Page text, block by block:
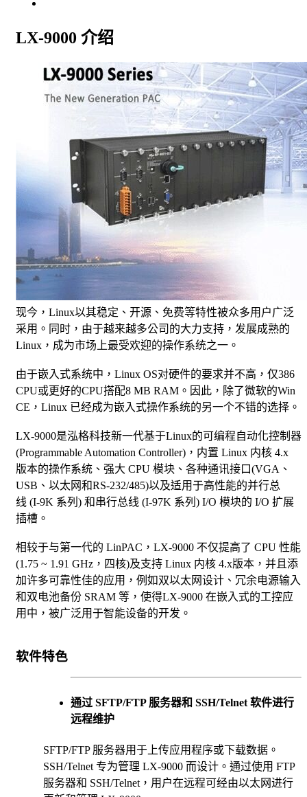
LX-9000 介绍
现今，Linux以其稳定、开源、免费等特性被众多用户广泛
采用。同时，由于越来越多公司的大力支持，发展成熟的
Linux，成为市场上最受欢迎的操作系统之一。
由于嵌入式系统中，Linux OS对硬件的要求并不高，仅386
CPU或更好的CPU搭配8 MB RAM。因此，除了微软的Win
CE，Linux 已经成为嵌入式操作系统的另一个不错的选择。
LX-9000是泓格科技新一代基于Linux的可编程自动化控制器
(Programmable Automation Controller)，内置 Linux 内核 4.x
版本的操作系统、强大 CPU 模块、各种通讯接口(VGA、
USB、以太网和RS-232/485)以及适用于高性能的并行总
线 (I-9K 系列) 和串行总线 (I-97K 系列) I/O 模块的 I/O 扩展
插槽。
相较于与第一代的 LinPAC，LX-9000 不仅提高了 CPU 性能
(1.75 ~ 1.91 GHz，四核)及支持 Linux 内核 4.x版本，并且添
加许多可靠性佳的应用，例如双以太网设计、冗余电源输入
和双电池备份 SRAM 等，使得LX-9000 在嵌入式的工控应
用中，被广泛用于智能设备的开发。
软件特色
通过 SFTP/FTP 服务器和 SSH/Telnet 软件进行
远程维护
SFTP/FTP 服务器用于上传应用程序或下载数据。
SSH/Telnet 专为管理 LX-9000 而设计。通过使用 FTP
服务器和 SSH/Telnet，用户在远程可经由以太网进行